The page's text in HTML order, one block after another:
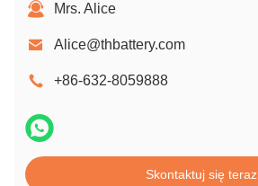
Mrs. Alice
Alice@thbattery.com
+86-632-8059888
Skontaktuj się teraz